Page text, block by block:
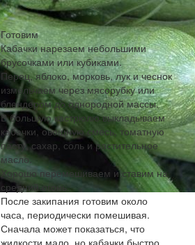
Готовим
Кабачки нарезаем небольшими
брусочками или кубиками.
Перец, яблоко, морковь, лук и чеснок
измельчаем через мясорубку или
блендером до однородной массы.
В большую кастрюлю выкладываем
кабачки, овощную смесь, томатную
пасту, сахар, соль и растительное
масло.
Хорошо перемешиваем и ставим на
средний огонь.
После закипания готовим около
часа, периодически помешивая.
Сначала может показаться, что
жидкости мало, но кабачки быстро